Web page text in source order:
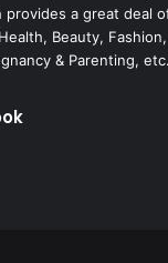
provides a great deal
Beauty,
& Parenting, etc.